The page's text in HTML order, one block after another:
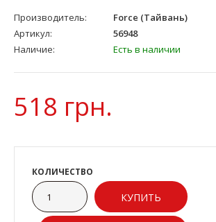
Производитель:
Force (Тайвань)
Артикул:
56948
Наличие:
Есть в наличии
518 грн.
КОЛИЧЕСТВО